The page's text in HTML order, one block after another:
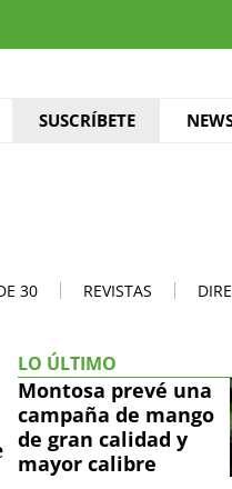
SUSCRÍBETE
30 REVISTAS
LO ÚLTIMO
Montosa prevé una
campaña de mango
de gran calidad y
mayor calibre